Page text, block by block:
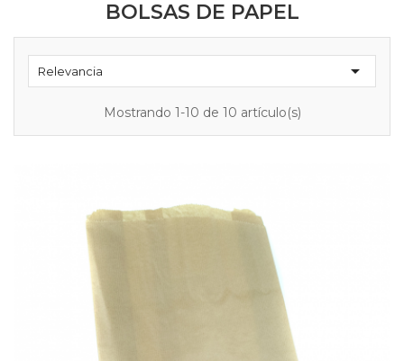
BOLSAS DE PAPEL
Relevancia 
Mostrando 1-10 de 10 artículo(s)